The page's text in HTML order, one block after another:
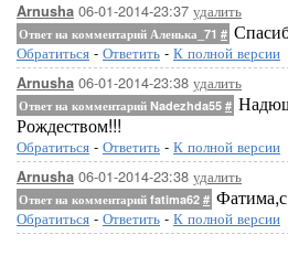
Arnusha 06-01-2014-23:37 удалить
Ответ на комментарий Аленька_71 #
Обратиться - Ответить - К полной версии
Arnusha 06-01-2014-23:38 удалить
Ответ на комментарий Nadezhda55 #
Рождеством!!!
Обратиться - Ответить - К полной версии
Arnusha 06-01-2014-23:38 удалить
Ответ на комментарий fatima62 #
Обратиться - Ответить - К полной версии